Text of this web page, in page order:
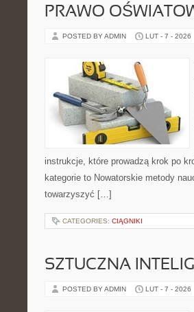
PRAWO
POSTED BY ADMIN LUT - 7 - 2026
instrukcje, które prowadzą krok po
kategorie to Nowatorskie metody
towarzyszyć […]
CATEGORIES: CIĄGNIKI
SZTUCZNA
POSTED BY ADMIN LUT - 7 - 2026